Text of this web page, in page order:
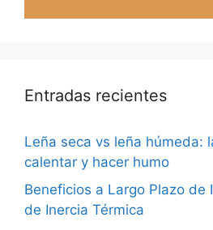
Entradas recientes
Leña seca vs leña húmeda:
calentar y hacer humo
Beneficios a Largo Plazo de
de Inercia Térmica